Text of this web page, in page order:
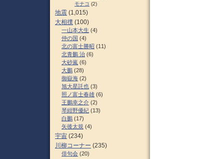
モナコ (2)
地震 (1,015)
大相撲 (100)
一山本大生 (4)
仲の国 (4)
北の富士勝昭 (11)
北青鵬 治 (6)
大砂嵐 (6)
大鵬 (28)
御嶽海 (2)
旭大星託也 (3)
照ノ富士春雄 (6)
王鵬幸之介 (2)
琴紺野優紀 (13)
白鵬 (17)
矢後太規 (4)
宇宙 (234)
川柳コーナー (235)
俳句会 (20)